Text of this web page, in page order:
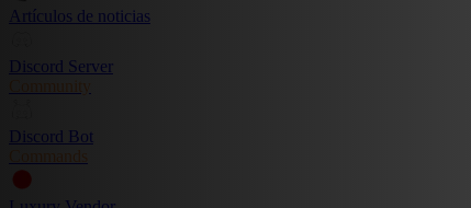
Artículos de noticias
Discord Server
Community
Discord Bot